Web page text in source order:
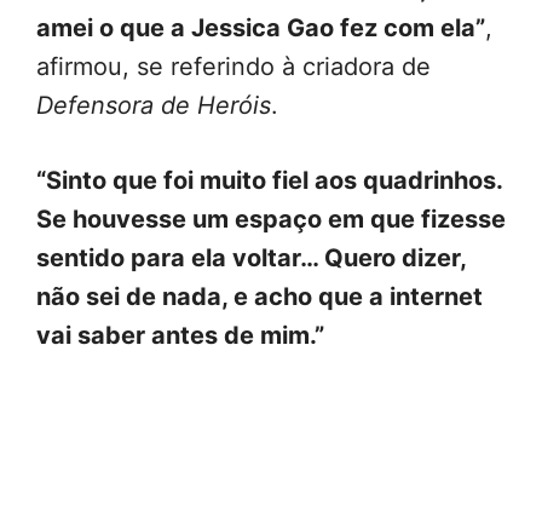
amei o que a Jessica Gao fez com ela”,
afirmou, se referindo à criadora de
Defensora de Heróis.
“Sinto que foi muito fiel aos quadrinhos.
Se houvesse um espaço em que fizesse
sentido para ela voltar… Quero dizer,
não sei de nada, e acho que a internet
vai saber antes de mim.”